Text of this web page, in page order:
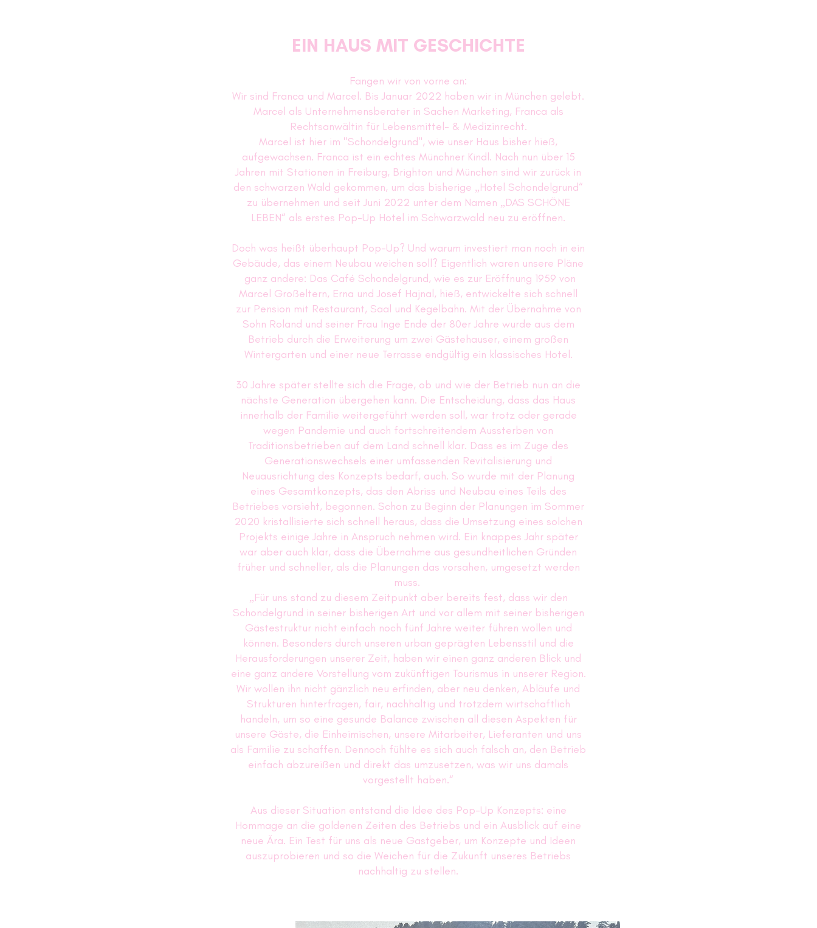
EIN HAUS MIT GESCHICHTE
Fangen wir von vorne an:
Wir sind Franca und Marcel. Bis Januar 2022 haben wir in München gelebt.
Marcel als Unternehmensberater in Sachen Marketing, Franca als
Rechtsanwältin für Lebensmittel- & Medizinrecht.
Marcel ist hier im "Schondelgrund", wie unser Haus bisher hieß,
aufgewachsen. Franca ist ein echtes Münchner Kindl. Nach nun über 15
Jahren mit Stationen in Freiburg, Brighton und München sind wir zurück in
den schwarzen Wald gekommen, um das bisherige „Hotel Schondelgrund“
zu übernehmen und seit Juni 2022 unter dem Namen „DAS SCHÖNE
LEBEN“ als erstes Pop-Up Hotel im Schwarzwald neu zu eröffnen.
Doch was heißt überhaupt Pop-Up? Und warum investiert man noch in ein
Gebäude, das einem Neubau weichen soll? Eigentlich waren unsere Pläne
ganz andere: Das Café Schondelgrund, wie es zur Eröffnung 1959 von
Marcel Großeltern, Erna und Josef Hajnal, hieß, entwickelte sich schnell
zur Pension mit Restaurant, Saal und Kegelbahn. Mit der Übernahme von
Sohn Roland und seiner Frau Inge Ende der 80er Jahre wurde aus dem
Betrieb durch die Erweiterung um zwei Gästehauser, einem großen
Wintergarten und einer neue Terrasse endgültig ein klassisches Hotel.
30 Jahre später stellte sich die Frage, ob und wie der Betrieb nun an die
nächste Generation übergehen kann. Die Entscheidung, dass das Haus
innerhalb der Familie weitergeführt werden soll, war trotz oder gerade
wegen Pandemie und auch fortschreitendem Aussterben von
Traditionsbetrieben auf dem Land schnell klar. Dass es im Zuge des
Generationswechsels einer umfassenden Revitalisierung und
Neuausrichtung des Konzepts bedarf, auch. So wurde mit der Planung
eines Gesamtkonzepts, das den Abriss und Neubau eines Teils des
Betriebes vorsieht, begonnen. Schon zu Beginn der Planungen im Sommer
2020 kristallisierte sich schnell heraus, dass die Umsetzung eines solchen
Projekts einige Jahre in Anspruch nehmen wird. Ein knappes Jahr später
war aber auch klar, dass die Übernahme aus gesundheitlichen Gründen
früher und schneller, als die Planungen das vorsahen, umgesetzt werden
muss.
„Für uns stand zu diesem Zeitpunkt aber bereits fest, dass wir den
Schondelgrund in seiner bisherigen Art und vor allem mit seiner bisherigen
Gästestruktur nicht einfach noch fünf Jahre weiter führen wollen und
können. Besonders durch unseren urban geprägten Lebensstil und die
Herausforderungen unserer Zeit, haben wir einen ganz anderen Blick und
eine ganz andere Vorstellung vom zukünftigen Tourismus in unserer Region.
Wir wollen ihn nicht gänzlich neu erfinden, aber neu denken, Abläufe und
Strukturen hinterfragen, fair, nachhaltig und trotzdem wirtschaftlich
handeln, um so eine gesunde Balance zwischen all diesen Aspekten für
unsere Gäste, die Einheimischen, unsere Mitarbeiter, Lieferanten und uns
als Familie zu schaffen. Dennoch fühlte es sich auch falsch an, den Betrieb
einfach abzureißen und direkt das umzusetzen, was wir uns damals
vorgestellt haben.“
Aus dieser Situation entstand die Idee des Pop-Up Konzepts: eine
Hommage an die goldenen Zeiten des Betriebs und ein Ausblick auf eine
neue Ära. Ein Test für uns als neue Gastgeber, um Konzepte und Ideen
auszuprobieren und so die Weichen für die Zukunft unseres Betriebs
nachhaltig zu stellen.